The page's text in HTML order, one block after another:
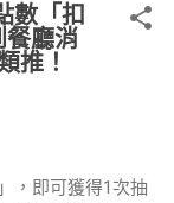
數「扣
餐廳消
推！
，即可獲得1次抽